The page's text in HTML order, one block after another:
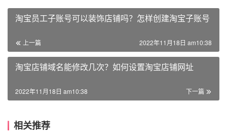
淘宝员工子账号可以装饰店铺吗？怎样创建淘宝子账号
上一篇 2022年11月18日 am10:38
淘宝店铺域名能修改几次？如何设置淘宝店铺网址
下一篇
2022年11月18日 am10:38
相关推荐